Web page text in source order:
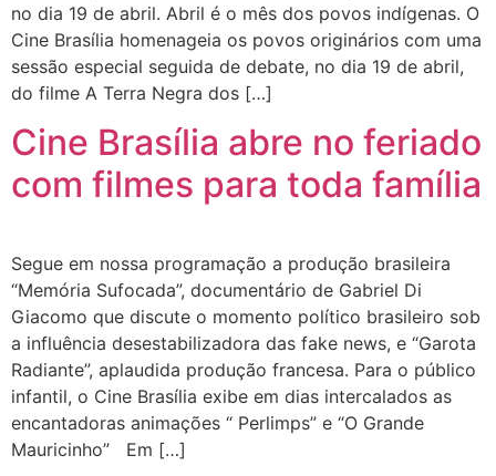
no dia 19 de abril. Abril é o mês dos povos indígenas. O
Cine Brasília homenageia os povos originários com uma
sessão especial seguida de debate, no dia 19 de abril,
do filme A Terra Negra dos […]
Cine Brasília abre no feriado
com filmes para toda família
Segue em nossa programação a produção brasileira
“Memória Sufocada”, documentário de Gabriel Di
Giacomo que discute o momento político brasileiro sob
a influência desestabilizadora das fake news, e “Garota
Radiante”, aplaudida produção francesa. Para o público
infantil, o Cine Brasília exibe em dias intercalados as
encantadoras animações “ Perlimps” e “O Grande
Mauricinho” Em […]